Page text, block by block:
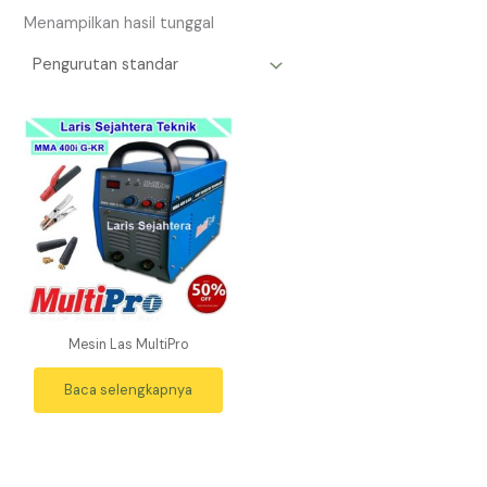
Menampilkan hasil tunggal
Mesin Las MultiPro
Baca selengkapnya